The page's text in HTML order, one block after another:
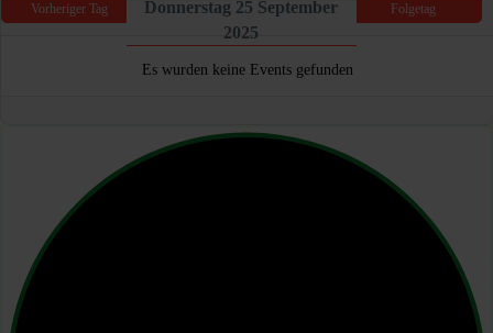
Vorheriger Tag
Donnerstag 25 September
2025
Folgetag
Es wurden keine Events gefunden